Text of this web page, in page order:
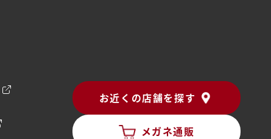
お近くの店舗を探す
メガネ通販